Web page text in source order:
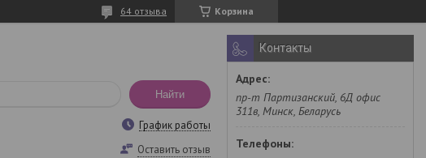
Корзина
64 отзыва
Найти
График работы
Оставить отзыв
Контакты
пр-т Партизанский, 6Д офис
311в, Минск, Беларусь